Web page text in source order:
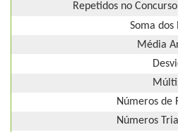
Repetidos no
Soma dos
Média
Números de
Números